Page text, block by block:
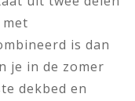
is dan
je in de zomer
dekbed en